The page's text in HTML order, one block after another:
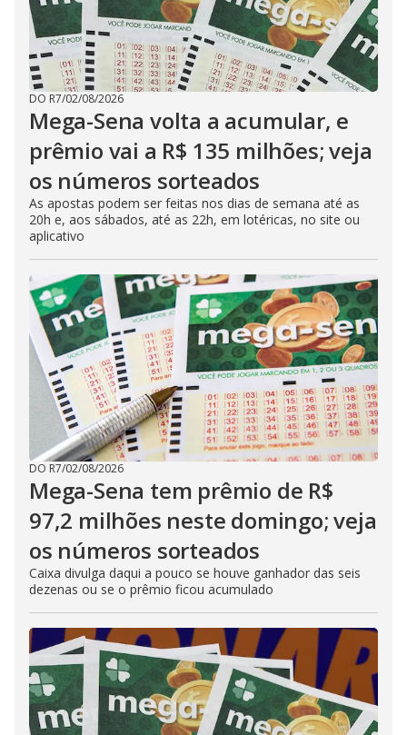
DO R7/02/08/2026
Mega-Sena volta a acumular, e
prêmio vai a R$ 135 milhões; veja
os números sorteados
As apostas podem ser feitas nos dias de semana até as
20h e, aos sábados, até as 22h, em lotéricas, no site ou
aplicativo
DO R7/02/08/2026
Mega-Sena tem prêmio de R$
97,2 milhões neste domingo; veja
os números sorteados
Caixa divulga daqui a pouco se houve ganhador das seis
dezenas ou se o prêmio ficou acumulado